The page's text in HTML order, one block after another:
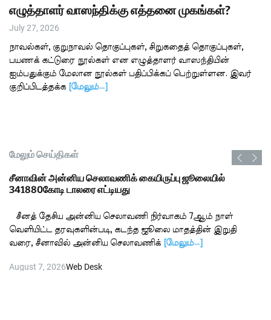
எழுத்தாளர் வாஸந்திக்கு எத்தனை முகங்கள்?
July 27, 2026
நாவல்கள், குறுநாவல் தொகுப்புகள், சிறுகதைத் தொகுப்புகள்,
பயணக் கட்டுரை நூல்கள் என எழுத்தாளர் வாஸந்தியின்
ஐம்பதுக்கும் மேலான நூல்கள் பதிப்பிக்கப் பெற்றுள்ளன. இவர்
குறிப்பிடத்தக்க
[மேலும்…]
மேலும் செய்திகள்
சீனாவின் அன்னிய செலாவணிக் கையிருப்பு ஜூலையில்
341880கோடி டாலரை எட்டியது
சீனத் தேசிய அன்னிய செலாவணி நிர்வாகம் 7ஆம் நாள்
வெளியிட்ட தரவுகளின்படி, கடந்த ஜூலை மாதத்தின் இறுதி
வரை, சீனாவில் அன்னிய செலாவணிக்
[மேலும்…]
August 7, 2026Web Desk